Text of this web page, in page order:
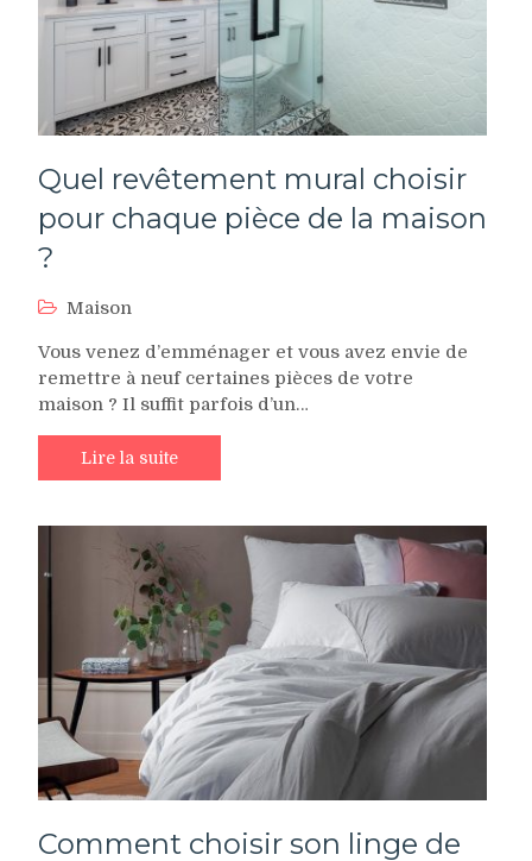
Quel revêtement mural choisir
pour chaque pièce de la maison
?
Maison
Vous venez d’emménager et vous avez envie de
remettre à neuf certaines pièces de votre
maison ? Il suffit parfois d’un…
Lire la suite
Comment choisir son linge de